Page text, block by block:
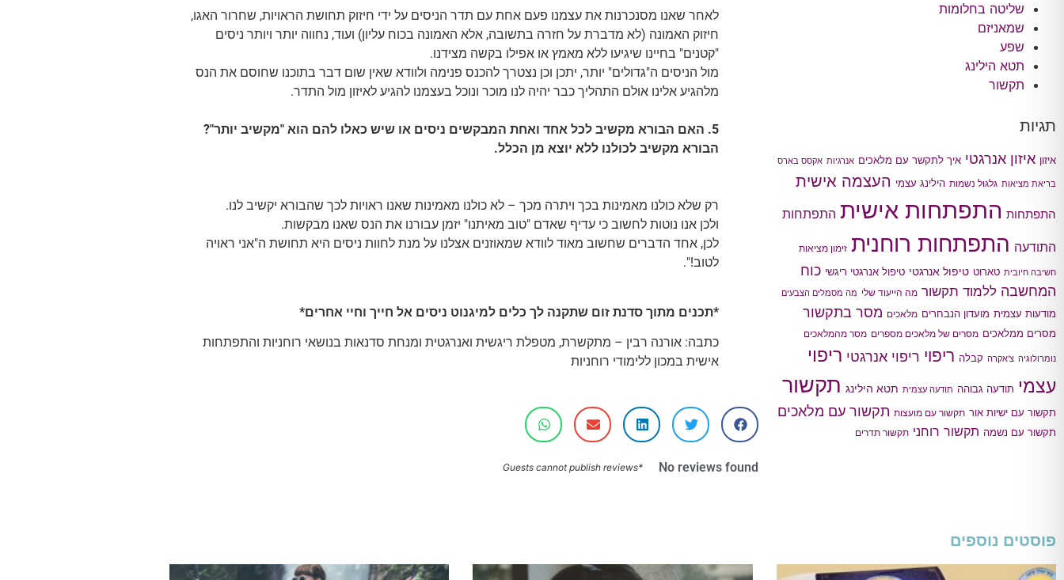
שליטה בחלומות
שמאניזם
שפע
תטא הילינג
תקשור
תגיות
איזון איזון אנרגטי איך לתקשר עם מלאכים אנרגיות אקסס בארס
בריאת מציאות גלגול נשמות הילינג עצמי העצמה אישית
התפתחות התפתחות אישית התפתחות
התודעה התפתחות רוחנית זימון מציאות
חשיבה חיובית טארוט טיפול אנרגטי טיפול אנרגטי ריגשי כוח
המחשבה ללמוד תקשור מה הייעוד שלי מה מסמלים הצבעים
מודעות עצמית מועדון הנבחרים מלאכים מסר בתקשור
מסרים ממלאכים מסרים של מלאכים מספרים מסר מהמלאכים
נומרולוגיה צ'אקרה קבלה ריפוי ריפוי אנרגטי ריפוי
עצמי תודעה גבוהה תודעה עצמית תטא הילינג תקשור
תקשור עם ישיות אור תקשור עם מועצות תקשור עם מלאכים
תקשור עם נשמה תקשור רוחני תקשור תדרים
לאחר שאנו מסנכרנות את עצמנו פעם אחת עם תדר הניסים על ידי חיזוק תחושת הראויות, שחרור האגו,
חיזוק האמונה (לא מדברת על חזרה בתשובה, אלא האמונה בכוח עליון) ועוד, נחווה יותר ויותר ניסים
"קטנים" בחיינו שיגיעו ללא מאמץ או אפילו בקשה מצידנו.
מול הניסים ה"גדולים" יותר, יתכן וכן נצטרך להכנס פנימה ולוודא שאין שום דבר בתוכנו שחוסם את הנס
מלהגיע אלינו אולם התהליך כבר יהיה לנו מוכר ונוכל בעצמנו להגיע לאיזון מול התדר.
5. האם הבורא מקשיב לכל אחד ואחת המבקשים ניסים או שיש כאלו להם הוא "מקשיב יותר"?
הבורא מקשיב לכולנו ללא יוצא מן הכלל.
רק שלא כולנו מאמינות בכך ויתרה מכך – לא כולנו מאמינות שאנו ראויות לכך שהבורא יקשיב לנו.
ולכן אנו נוטות לחשוב כי עדיף שאדם "טוב מאיתנו" יזמן עבורנו את הנס שאנו מבקשות.
לכן, אחד הדברים שחשוב מאוד לוודא שמאוזנים אצלנו על מנת לחוות ניסים היא תחושת ה"אני ראויה
לטוב!".
*תכנים מתוך סדנת זום שתקנה לך כלים למיגנוט ניסים אל חייך וחיי אחרים*
כתבה: אורנה רבין – מתקשרת, מטפלת ריגשית ואנרגטית ומנחת סדנאות בנושאי רוחניות והתפתחות
אישית במכון ללימודי רוחניות
No reviews found
*Guests cannot publish reviews
פוסטים נוספים